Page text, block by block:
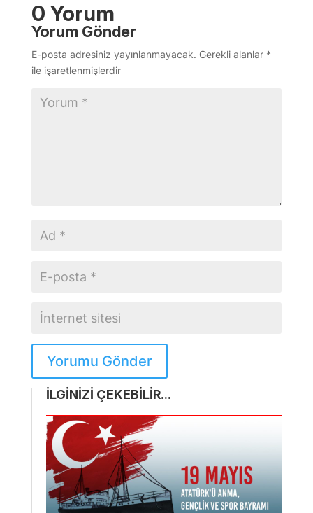
0 Yorum
Yorum Gönder
E-posta adresiniz yayınlanmayacak. Gerekli alanlar *
ile işaretlenmişlerdir
Yorumu Gönder
İLGİNİZİ ÇEKEBİLİR...